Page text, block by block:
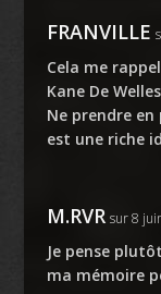
FRANVILLE
Cela me
Kane De
Ne prendre
est une riche
M.RVR sur 8
Je pense
ma mémoire